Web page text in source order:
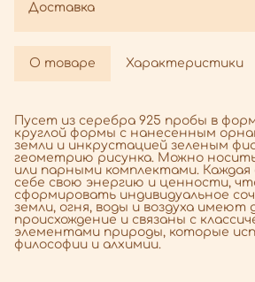
Доставка
О товаре Характеристики
Пусет из серебра 925 пробы в
круглой формы с нанесенным
земли и инкрустацией зеленым
геометрию рисунка. Можно
или парными комплектами.
себе свою энергию и ценности,
сформировать индивидуальное
земли, огня, воды и воздуха имеют
происхождение и связаны с
элементами природы, которые
философии и алхимии.